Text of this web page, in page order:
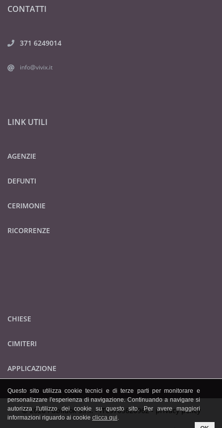
CONTATTI
371 6249014
info@vivix.it
LINK UTILI
AGENZIE
DEFUNTI
CERIMONIE
RICORRENZE
CHIESE
CIMITERI
APPLICAZIONE
© 2026 Publidok S.r.l. - IT09705620962 - privacy policy
Questo sito utilizza cookie tecnici e di terze parti per monitorare e
personalizzare l'esperienza di navigazione. Continuando a navigare si
autorizza l'utilizzo dei cookie su questo sito. Per avere maggiori
informazioni riguardo ai cookie clicca qui.